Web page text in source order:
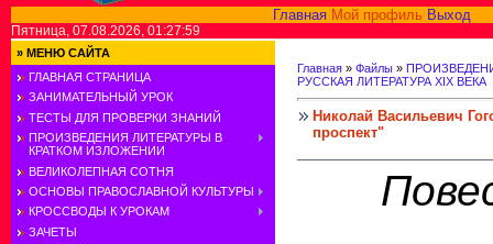
Главная Мой профиль Выход
Пятница, 07.08.2026, 01:27:59
» МЕНЮ САЙТА
ГЛАВНАЯ СТРАНИЦА
ЗАНИМАТЕЛЬНЫЙ УРОК
ТЕСТЫ ДЛЯ ПРОВЕРКИ ЗНАНИЙ
ПРОИЗВЕДЕНИЯ ЛИТЕРАТУРЫ В
КРАТКОМ ИЗЛОЖЕНИИ
ВЕЛИКОЛЕПНАЯ СОТНЯ
ОСНОВЫ ПРАВОСЛАВНОЙ КУЛЬТУРЫ
КРОССВОДЫ К УРОКАМ
ЗАЧЕТЫ
Главная » Файлы »
РУССКАЯ ЛИТЕРАТУРА XIX ВЕКА
Николай Васильевич
проспект"